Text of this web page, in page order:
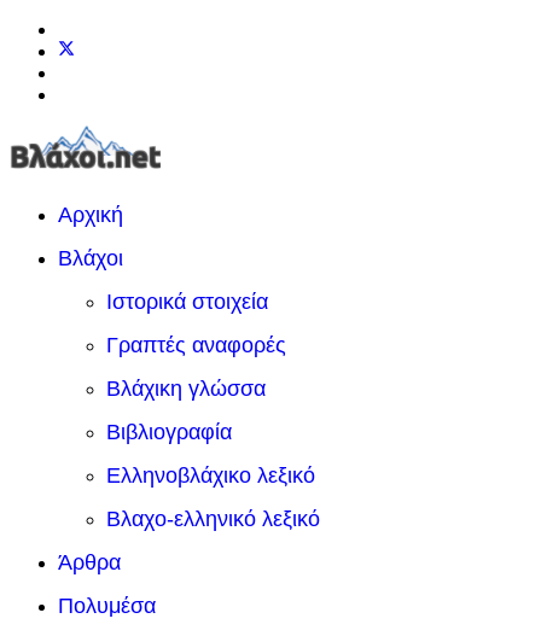
Αρχική
Βλάχοι
Ιστορικά στοιχεία
Γραπτές αναφορές
Βλάχικη γλώσσα
Βιβλιογραφία
Ελληνοβλάχικο λεξικό
Βλαχο-ελληνικό λεξικό
Άρθρα
Πολυμέσα